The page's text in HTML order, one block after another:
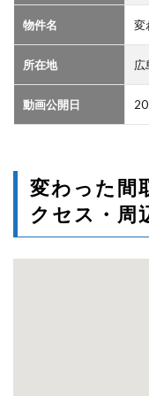
物件名 変
所在地 広
動画公開日
変わった間
クセス・周